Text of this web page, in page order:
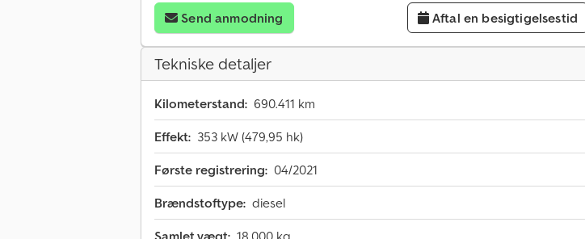
Send anmodning Aftal en besigtigelsestid
Tekniske detaljer
Kilometerstand: 690.411 km
Effekt: 353 kW (479,95 hk)
Første registrering: 04/2021
Brændstoftype: diesel